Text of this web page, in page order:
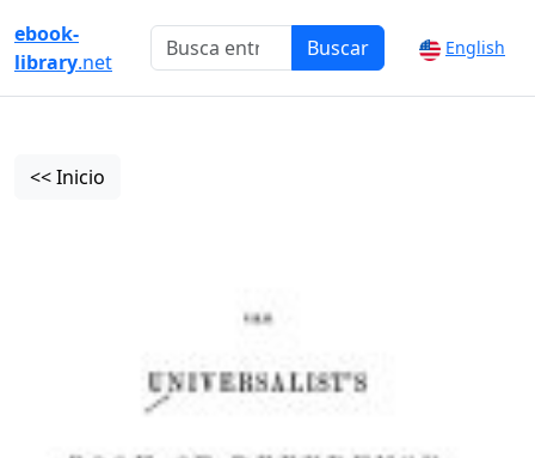
ebook-
library.net
Buscar English
<< Inicio